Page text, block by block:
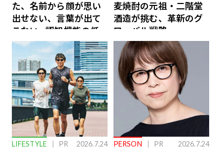
た、名前から顔が思い
出せない、言葉が出て
こない…認知機能の低
下を救う、脳のインナ
ーケアとは
麦焼酎の元祖・二階堂
酒造が挑む、革新のグ
ローバル戦略
LIFESTYLE PR 2026.7.24 PERSON PR 2026.7.24